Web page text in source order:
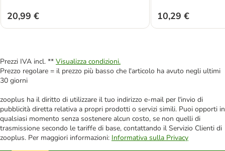
20,99 € 10,29 €
Prezzi IVA incl. ** Visualizza condizioni.
Prezzo regolare = il prezzo più basso che l'articolo ha avuto negli ultimi
30 giorni
zooplus ha il diritto di utilizzare il tuo indirizzo e-mail per l'invio di
pubblicità diretta relativa a propri prodotti o servizi simili. Puoi opporti in
qualsiasi momento senza sostenere alcun costo, se non quelli di
trasmissione secondo le tariffe di base, contattando il Servizio Clienti di
zooplus. Per maggiori informazioni: Informativa sulla Privacy